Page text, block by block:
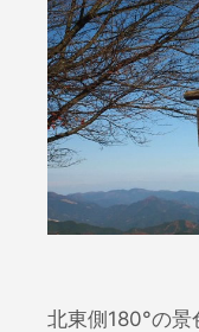
北東側180°の